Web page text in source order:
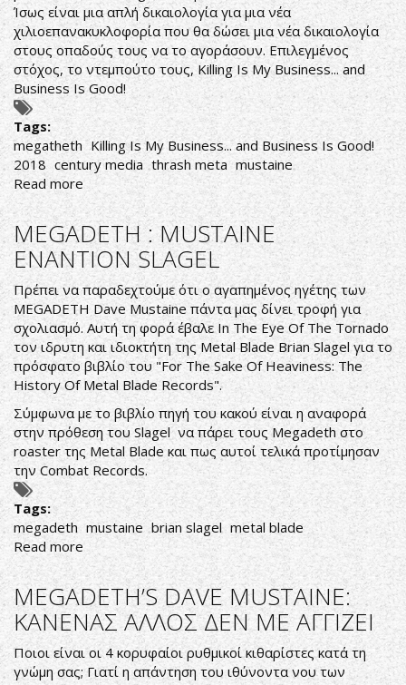
Ίσως είναι μια απλή δικαιολογία για μια νέα
χιλιοεπανακυκλοφορία που θα δώσει μια νέα δικαιολογία
στους οπαδούς τους να το αγοράσουν. Επιλεγμένος
στόχος, το ντεμπούτο τους, Killing Is My Business... and
Business Is Good!
Tags:
megatheth Killing Is My Business... and Business Is Good!
2018 century media thrash meta mustaine
Read more about
ΓΥΑΛΙΣΜΕΝΟΙ
ΕΦΗΒΟΙ
MEGADETH
MEGADETH : MUSTAINE
ΕΝΑΝΤΙΟΝ SLAGEL
Πρέπει να παραδεχτούμε ότι ο αγαπημένος ηγέτης των
MEGADETH Dave Mustaine πάντα μας δίνει τροφή για
σχολιασμό. Αυτή τη φορά έβαλε In The Eye Of The Tornado
τον ιδρυτη και ιδιοκτήτη της Metal Blade Brian Slagel για το
πρόσφατο βιβλίο του "For The Sake Of Heaviness: The
History Of Metal Blade Records".
Σύμφωνα με το βιβλίο πηγή του κακού είναι η αναφορά
στην πρόθεση του Slagel να πάρει τους Megadeth στο
roaster της Metal Blade και πως αυτοί τελικά προτίμησαν
την Combat Records.
Tags:
megadeth mustaine brian slagel metal blade
Read more about
MEGADETH
:
MUSTAINE
ΕΝΑΝΤΙΟΝ
SLAGEL
MEGADETH’S DAVE MUSTAINE:
ΚΑΝΕΝΑΣ ΑΛΛΟΣ ΔΕΝ ΜΕ ΑΓΓΙΖΕΙ
Ποιοι είναι οι 4 κορυφαίοι ρυθμικοί κιθαρίστες κατά τη
γνώμη σας; Γιατί η απάντηση του ιθύνοντα νου των